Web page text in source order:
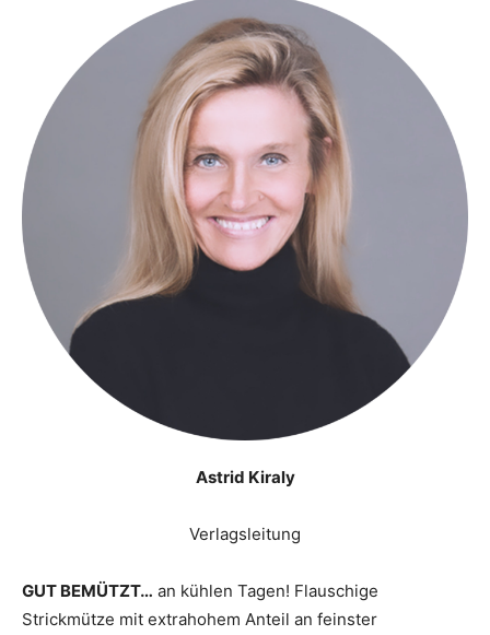
Astrid Kiraly
Verlagsleitung
GUT BEMÜTZT… an kühlen Tagen! Flauschige
Strickmütze mit extrahohem Anteil an feinster